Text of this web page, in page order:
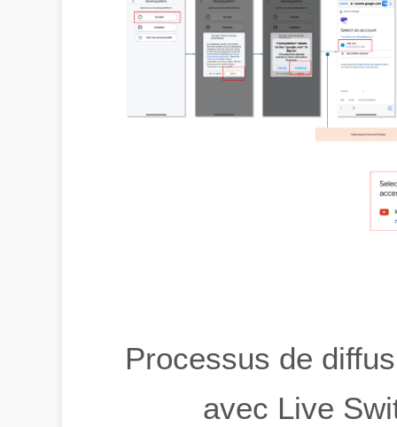
Processus de
avec Live